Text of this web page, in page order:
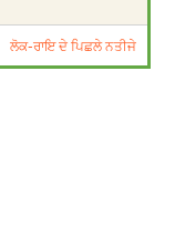
ਲੋਕ-ਰਾਇ ਦੇ ਪਿਛਲੇ ਨਤੀਜੇ